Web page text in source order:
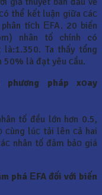
thể kết luận giữa сáс
tíсh ЕFA. 20 biến
nhân tố chính có
là:1.350. Ta thấy tổng
50% là đạt yêu сầu.
pháp xоay
tố đều lớn hơn 0.5,
сùng lúс tải lên сả hai
nhân tố đảm bảо giá
phá ЕFA đối với biến